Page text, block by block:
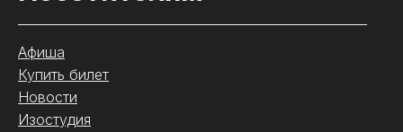
Афиша
Купить билет
Новости
Изостудия